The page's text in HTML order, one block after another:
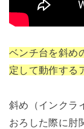
ベンチ台を斜め
定して動作する
斜め（インクラ
おろした際に肘